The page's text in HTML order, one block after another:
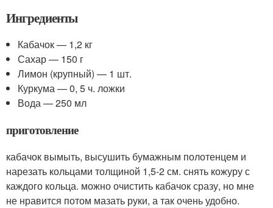
Ингредиенты
Кабачок — 1,2 кг
Сахар — 150 г
Лимон (крупный) — 1 шт.
Куркума — 0, 5 ч. ложки
Вода — 250 мл
приготовление
кабачок вымыть, высушить бумажным полотенцем и
нарезать кольцами толщиной 1,5-2 см. снять кожуру с
каждого кольца. можно очистить кабачок сразу, но мне
не нравится потом мазать руки, а так очень удобно.